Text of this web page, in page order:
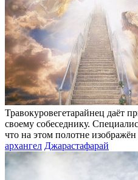
Травокуровегетарайнец даёт
своему собеседнику.
что на этом полотне
архангел Джарастафарай